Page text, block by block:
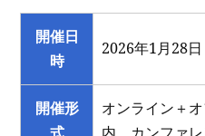
開催日
時
2026年1月28
開催形
オンライン＋